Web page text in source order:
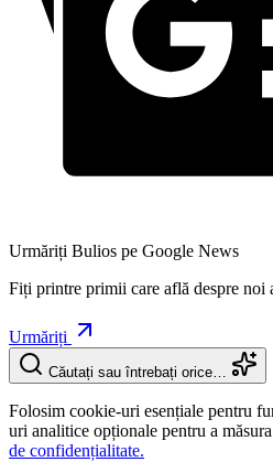
Urmăriți Bulios pe Google News
Fiți printre primii care află despre noi
Urmăriți
Căutați sau întrebați orice…
Folosim cookie-uri esențiale pentru
uri analitice opționale pentru a
de confidențialitate.